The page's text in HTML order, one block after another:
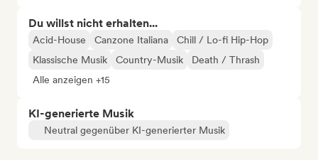
Du willst nicht erhalten...
Acid-House Canzone Italiana
Chill / Lo-fi Hip-Hop
Klassische Musik
Country-Musik
Death / Thrash
Alle anzeigen +15
KI-generierte Musik
Neutral gegenüber KI-generierter Musik